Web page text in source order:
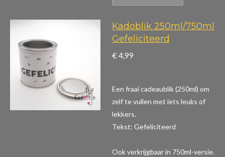
Kadoblik 250ml/750ml
Gefeliciteerd
€ 4,99
Een fraai cadeaublik (250ml) om
zelf te vullen met iets leuks of
lekkers.
Tekst: Gefeliciteerd
Ook verkrijgbaar in 750ml-versie.